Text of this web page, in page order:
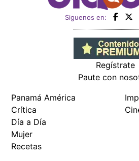
Siguenos en:
Regístrate
Paute con
Panamá América
Crítica
Día a Día
Mujer
Recetas